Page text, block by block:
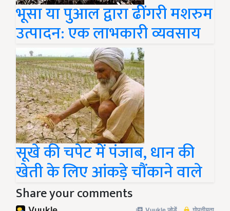
भूसा या पुआल द्वारा ढींगरी मशरुम
उत्पादन: एक लाभकारी व्यवसाय
सूखे की चपेट में पंजाब, धान की
खेती के लिए आंकड़े चौंकाने वाले
Share your comments